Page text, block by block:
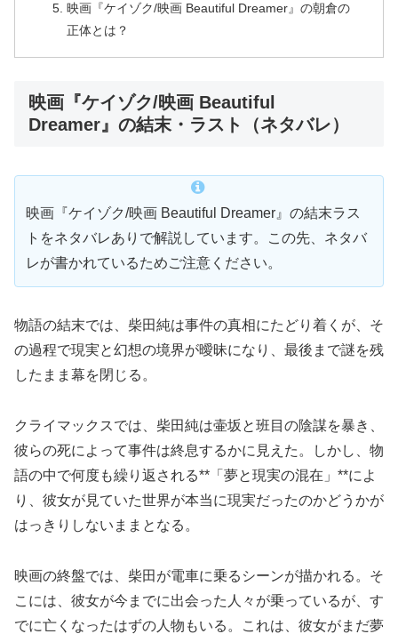
映画『ケイゾク/映画 Beautiful Dreamer』の朝倉の
正体とは？
映画『ケイゾク/映画 Beautiful
Dreamer』の結末・ラスト（ネタバレ）
映画『ケイゾク/映画 Beautiful Dreamer』の結末ラス
トをネタバレありで解説しています。この先、ネタバ
レが書かれているためご注意ください。
物語の結末では、柴田純は事件の真相にたどり着くが、そ
の過程で現実と幻想の境界が曖昧になり、最後まで謎を残
したまま幕を閉じる。
クライマックスでは、柴田純は壷坂と班目の陰謀を暴き、
彼らの死によって事件は終息するかに見えた。しかし、物
語の中で何度も繰り返される**「夢と現実の混在」**によ
り、彼女が見ていた世界が本当に現実だったのかどうかが
はっきりしないままとなる。
映画の終盤では、柴田が電車に乗るシーンが描かれる。そ
こには、彼女が今までに出会った人々が乗っているが、す
でに亡くなったはずの人物もいる。これは、彼女がまだ夢